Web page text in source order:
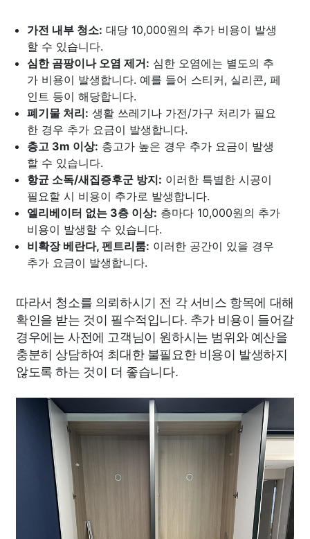
가전 내부 청소: 대당 10,000원의 추가 비용이 발생
할 수 있습니다.
심한 곰팡이나 오염 제거: 심한 오염에는 별도의 추
가 비용이 발생합니다. 예를 들어 스티커, 실리콘, 페
인트 등이 해당합니다.
폐기물 처리: 생활 쓰레기나 가전/가구 처리가 필요
한 경우 추가 요금이 발생합니다.
층고 3m 이상: 층고가 높은 경우 추가 요금이 발생
할 수 있습니다.
항균 소독/새집증후군 방지: 이러한 특별한 시공이
필요할 시 비용이 추가로 발생합니다.
엘리베이터 없는 3층 이상: 층마다 10,000원의 추가
비용이 발생할 수 있습니다.
비확장 베란다, 펜트리룸: 이러한 공간이 있을 경우
추가 요금이 발생합니다.
따라서 청소를 의뢰하시기 전 각 서비스 항목에 대해
확인을 받는 것이 필수적입니다. 추가 비용이 들어갈
경우에는 사전에 고객님이 원하시는 범위와 예산을
충분히 상담하여 최대한 불필요한 비용이 발생하지
않도록 하는 것이 더 좋습니다.